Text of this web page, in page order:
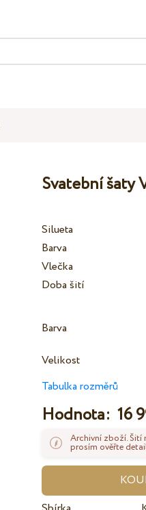
Svatební šaty
Silueta
Barva
Vlečka
Doba šití
Barva
Velikost
Tabulka rozměrů
Hodnota:16
Archivní zboží. Šití
prosím ověřte